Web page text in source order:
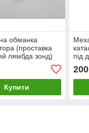
обманка
(проставка
лямбда зонд)
Купити
під
200